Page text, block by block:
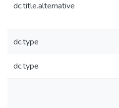
dc.title.alternative
dc.type
dc.type